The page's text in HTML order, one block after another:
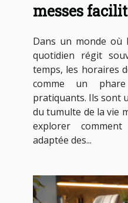
messes
Dans un monde où
quotidien régit
temps, les horaires
comme un
pratiquants. Ils sont
du tumulte de la vie
explorer
adaptée des...